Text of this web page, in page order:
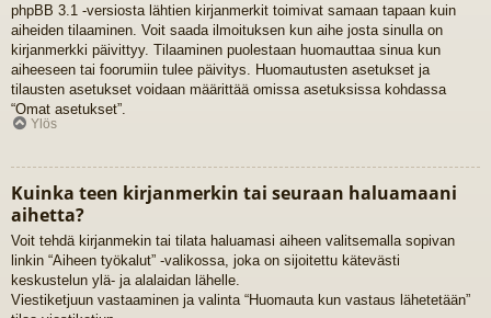
phpBB 3.1 -versiosta lähtien kirjanmerkit toimivat samaan tapaan kuin
aiheiden tilaaminen. Voit saada ilmoituksen kun aihe josta sinulla on
kirjanmerkki päivittyy. Tilaaminen puolestaan huomauttaa sinua kun
aiheeseen tai foorumiin tulee päivitys. Huomautusten asetukset ja
tilausten asetukset voidaan määrittää omissa asetuksissa kohdassa
“Omat asetukset”.
Ylös
Kuinka teen kirjanmerkin tai seuraan haluamaani
aihetta?
Voit tehdä kirjanmekin tai tilata haluamasi aiheen valitsemalla sopivan
linkin “Aiheen työkalut” -valikossa, joka on sijoitettu kätevästi
keskustelun ylä- ja alalaidan lähelle.
Viestiketjuun vastaaminen ja valinta “Huomauta kun vastaus lähetetään”